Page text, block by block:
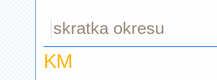
skratka okresu
KM